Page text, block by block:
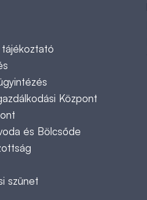
Központ
és Bölcsőde
szünet